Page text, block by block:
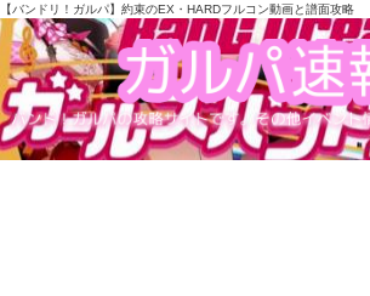
【バンドリ！ガルパ】約束のEX・HARDフルコン動画と譜面攻略